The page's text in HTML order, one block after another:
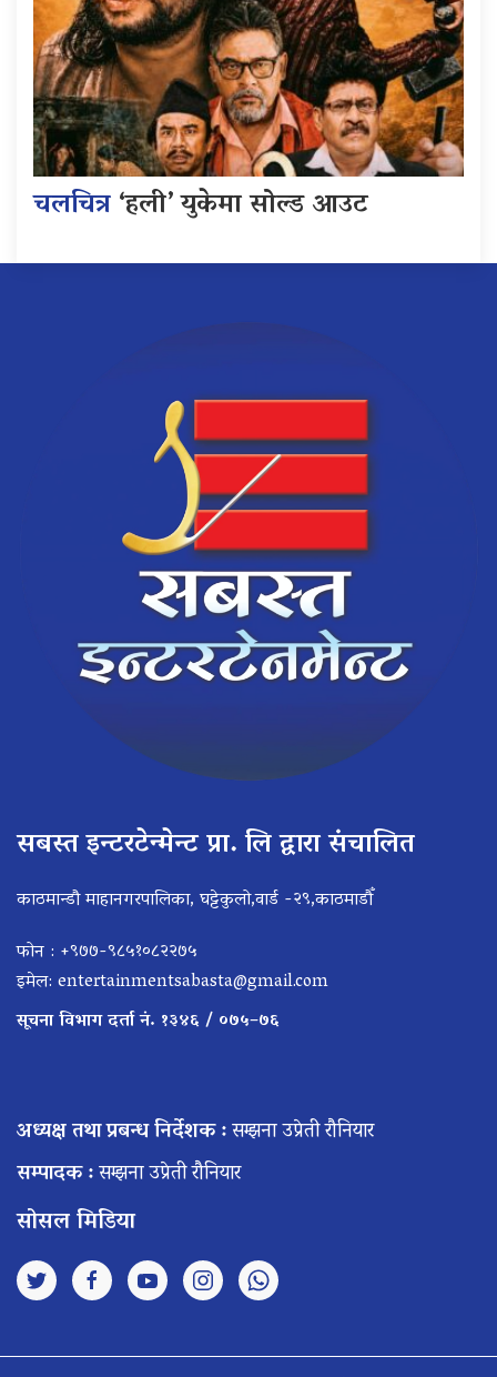
चलचित्र‘हली’ युकेमा सोल्ड आउट
सबस्त इन्टरटेन्मेन्ट प्रा. लि द्वारा संचालित
काठमान्डौ माहानगरपालिका, घट्टेकुलो,वार्ड -२९,काठमाडौँ
फोन : +९७७-९८५१०८२२७५
इमेल: entertainmentsabasta@gmail.com
सूचना विभाग दर्ता नं. १३४६ / ०७५–७६
अध्यक्ष तथा प्रबन्ध निर्देशक :सम्झना उप्रेती रौनियार
सम्पादक :सम्झना उप्रेती रौनियार
सोसल मिडिया